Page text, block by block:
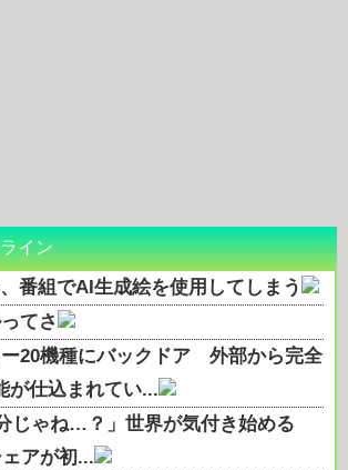
イン
、番組でAI生成絵を使用してしまう
てさ
20機種にバックドア 外部から完全
が仕込まれてい...
じゃね…？」世界が気付き始める
アが初...